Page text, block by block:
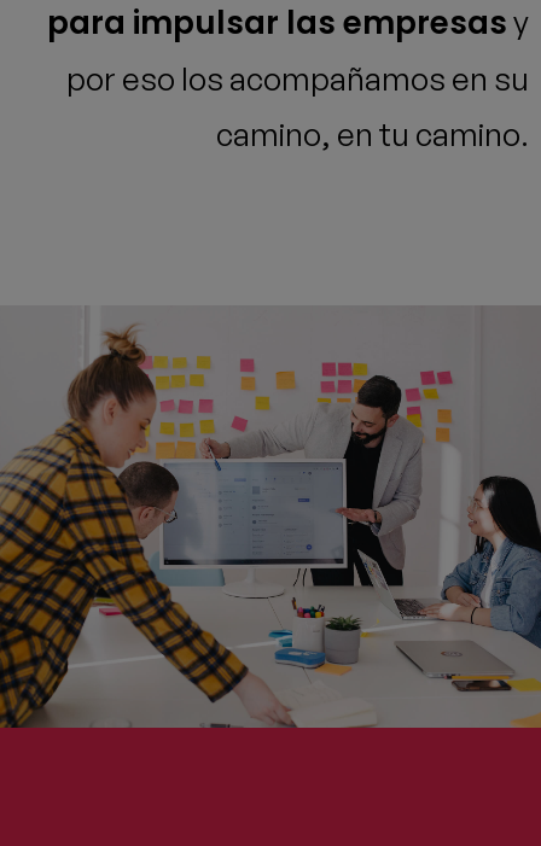
para impulsar las empresasy
por eso los acompañamos en su
camino, en tu camino.